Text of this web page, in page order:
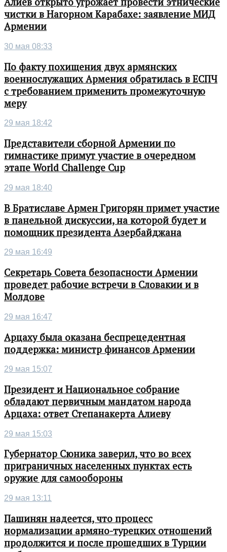
чистки в Нагорном Карабахе: заявление МИД
Армении
30 мая 08:33
По факту похищения двух армянских
военнослужащих Армения обратилась в ЕСПЧ
с требованием применить промежуточную
меру
29 мая 18:42
Представители сборной Армении по
гимнастике примут участие в очередном
этапе World Challenge Cup
29 мая 18:40
В Братиславе Армен Григорян примет участие
в панельной дискуссии, на которой будет и
помощник президента Азербайджана
29 мая 16:49
Секретарь Совета безопасности Армении
проведет рабочие встречи в Словакии и в
Молдове
29 мая 16:47
Арцаху была оказана беспрецедентная
поддержка: министр финансов Армении
29 мая 15:07
Президент и Национальное собрание
обладают первичным мандатом народа
Арцаха: ответ Степанакерта Алиеву
29 мая 15:03
Губернатор Сюника заверил, что во всех
приграничных населенных пунктах есть
оружие для самообороны
29 мая 13:11
Пашинян надеется, что процесс
нормализации армяно-турецких отношений
продолжится и после прошедших в Турции